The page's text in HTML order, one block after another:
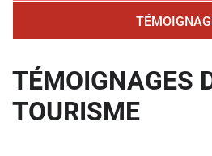
TÉMOIGNAGES
TOURISME